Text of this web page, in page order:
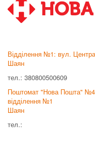
Відділення №1: вул.
Шаян
тел.: 380800500609
Поштомат "Нова Пошта"
відділення №1
Шаян
тел.: